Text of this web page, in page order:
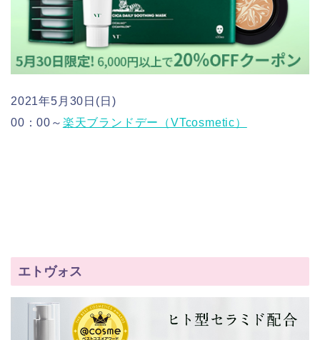
2021年5月30日(日)
00：00～ 楽天ブランドデー（VTcosmetic）
エトヴォス